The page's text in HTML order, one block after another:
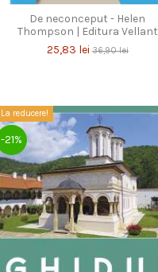
De neconceput - Helen
Thompson | Editura Vellant
25,83 lei 36,90 lei
La reducere!
-21%